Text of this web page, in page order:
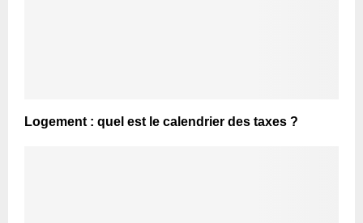
Logement : quel est le calendrier des taxes ?